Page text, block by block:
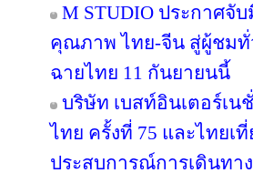
M STUDIO ประกาศจั
คุณภาพ ไทย-จีน สู่ผู้ชมทั่ว
ฉายไทย 11 กันยายนนี้
บริษัท เบสท์อินเตอร์เน
ไทย ครั้งที่ 75 และไทยเ
ประสบการณ์การเดินท